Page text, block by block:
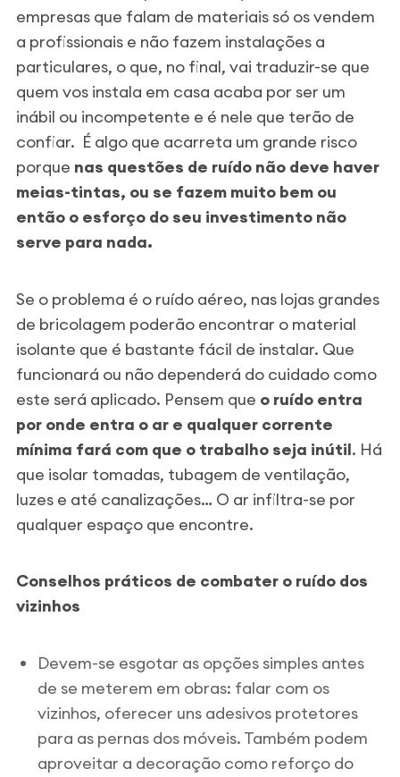
empresas que falam de materiais só os vendem
a profissionais e não fazem instalações a
particulares, o que, no final, vai traduzir-se que
quem vos instala em casa acaba por ser um
inábil ou incompetente e é nele que terão de
confiar. É algo que acarreta um grande risco
porque nas questões de ruído não deve haver
meias-tintas, ou se fazem muito bem ou
então o esforço do seu investimento não
serve para nada.
Se o problema é o ruído aéreo, nas lojas grandes
de bricolagem poderão encontrar o material
isolante que é bastante fácil de instalar. Que
funcionará ou não dependerá do cuidado como
este será aplicado. Pensem que o ruído entra
por onde entra o ar e qualquer corrente
mínima fará com que o trabalho seja inútil. Há
que isolar tomadas, tubagem de ventilação,
luzes e até canalizações… O ar infiltra-se por
qualquer espaço que encontre.
Conselhos práticos de combater o ruído dos
vizinhos
Devem-se esgotar as opções simples antes
de se meterem em obras: falar com os
vizinhos, oferecer uns adesivos protetores
para as pernas dos móveis. Também podem
aproveitar a decoração como reforço do